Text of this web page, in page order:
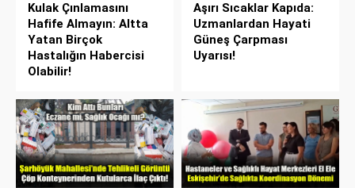
Kulak Çınlamasını
Hafife Almayın: Altta
Yatan Birçok
Hastalığın Habercisi
Olabilir!
Aşırı Sıcaklar Kapıda:
Uzmanlardan Hayati
Güneş Çarpması
Uyarısı!